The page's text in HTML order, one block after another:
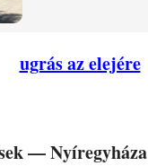
ugrás az elejére
—Nyíregyháza